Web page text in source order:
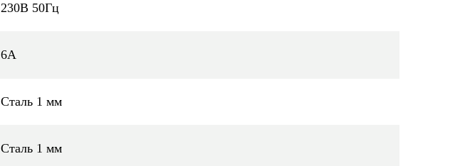
230В 50Гц
6А
Сталь 1 мм
Сталь 1 мм